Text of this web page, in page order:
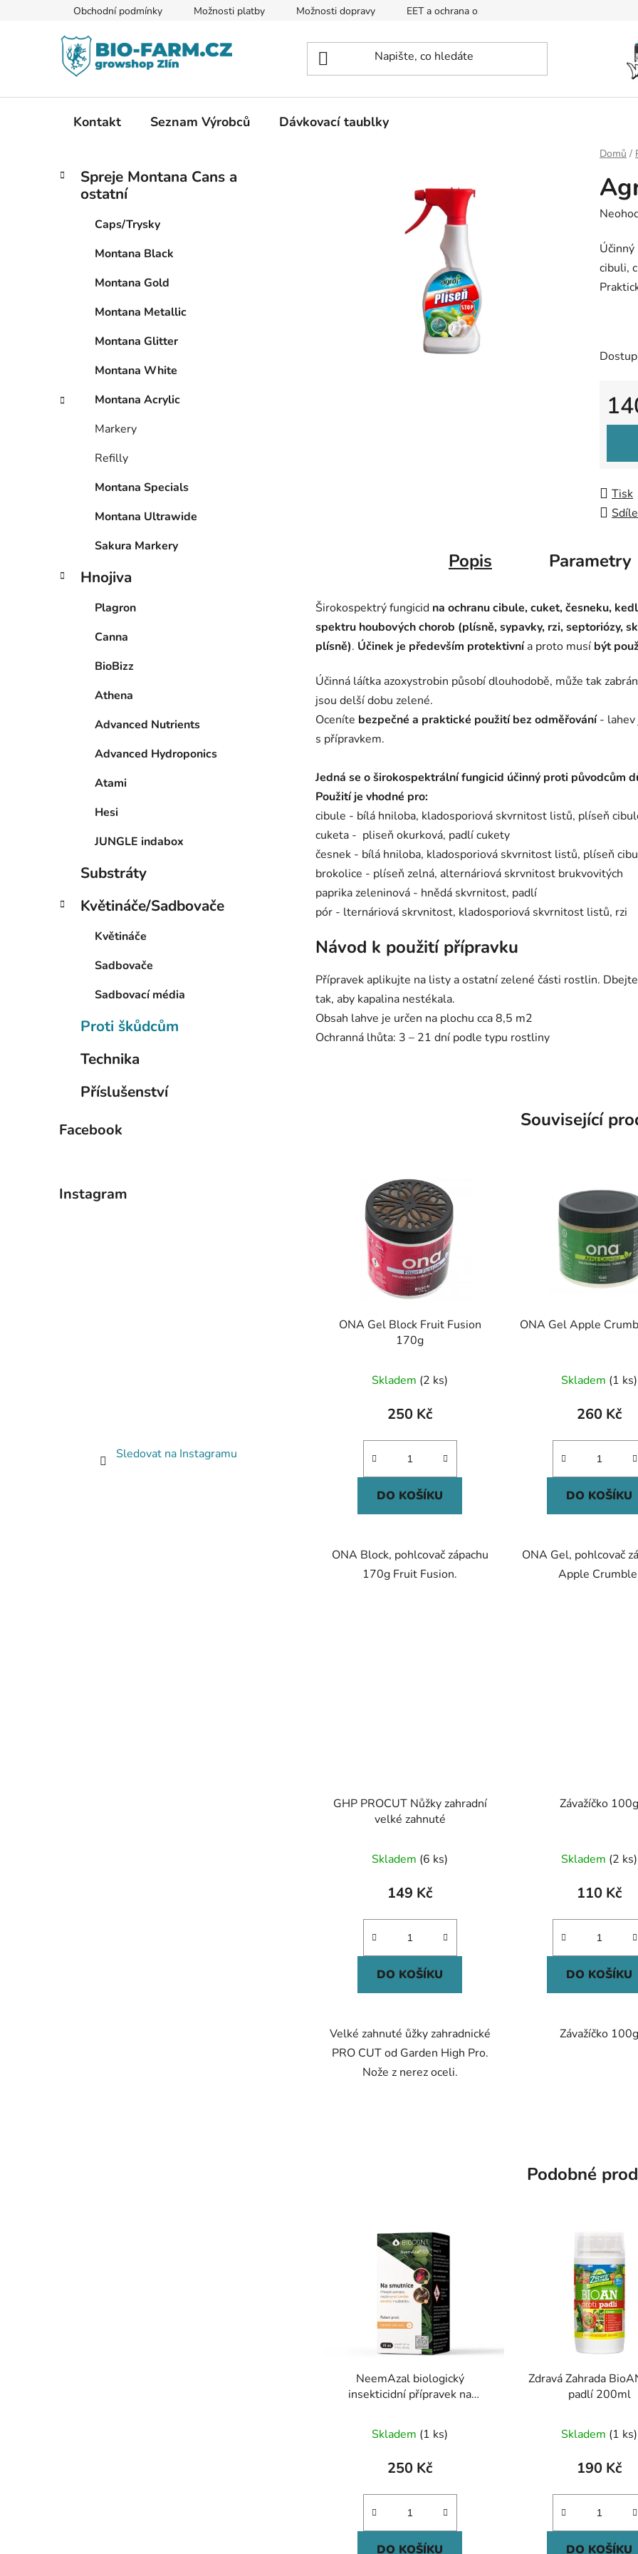
Obchodní podmínky Možnosti platby Možnosti dopravy EET a ochrana osobních údajů
Kontakt Seznam Výrobců Dávkovací taublky
Domů /
P
e
l
Přeskočit
kategorie
K
a
Spreje Montana Cans a
ostatní
Caps/Trysky
Montana Black
Montana Gold
Montana Metallic
Montana Glitter
Montana White
Montana Acrylic
Markery
Refilly
Montana Specials
Montana Ultrawide
Sakura Markery
Hnojiva
Plagron
Canna
BioBizz
Athena
Advanced Nutrients
Advanced Hydroponics
Atami
Hesi
JUNGLE indabox
Substráty
Květináče/Sadbovače
Květináče
Sadbovače
Sadbovací média
Proti škůdcům
Technika
Příslušenství
Facebook
Instagram
Sledovat na Instagramu
je
0,0
cibuli,
Tisk
Popis Parametry
Širokospektrý fungicid na ochranucibule, cuket, česneku,
spektru houbových chorob (plísně, sypavky, rzi, septoriózy,
plísně). Účinek je především protektivní a proto musí být
Účinná láítka azoxystrobin působí dlouhodobě, může tak
jsou delší dobu zelené.
Oceníte bezpečné a praktické použití bez odměřování - lahev
s přípravkem.
Jedná se o širokospektrálnífungicid účinný proti původcům
Použití je vhodné pro:
cibule - bílá hniloba, kladosporiová skvrnitost listů, plíseň
cuketa - pliseň okurková, padlí cukety
česnek - bílá hniloba, kladosporiová skvrnitost listů, plíseň
brokolice - plíseň zelná, alternáriová skrvnitost brukvovitých
paprika zeleninová - hnědá skvrnitost, padlí
pór - lternáriová skrvnitost, kladosporiová skvrnitost listů, rzi
Návod k použití přípravku
Přípravek aplikujte na listy a ostatní zelené části rostlin.
tak, aby kapalina nestékala.
Obsah lahve je určen na plochu cca 8,5 m2
Ochranná lhůta: 3 – 21 dní podle typu rostliny
Související
ONA Gel Block Fruit Fusion
170g
Skladem (2 ks)
250 Kč
DO KOŠÍKU
ONA Block, pohlcovač zápachu
170g Fruit Fusion.
ONA Gel Apple
Skladem (1 ks)
260 Kč
DO KOŠÍKU
ONA Gel, pohlcovač
Apple
GHP PROCUT Nůžky zahradní
velké zahnuté
Skladem (6 ks)
149 Kč
DO KOŠÍKU
Velké zahnuté ůžky zahradnické
PRO CUT od Garden High Pro.
Nože z nerez oceli.
Závažíčko
Skladem (2 ks)
110 Kč
DO KOŠÍKU
Závažíčko
Podobné
NeemAzal biologický
insekticidní přípravek na
Skladem (1 ks)
250 Kč
DO KOŠÍKU
Zdravá Zahrada
padlí 200ml
Skladem (1 ks)
190 Kč
DO KOŠÍKU